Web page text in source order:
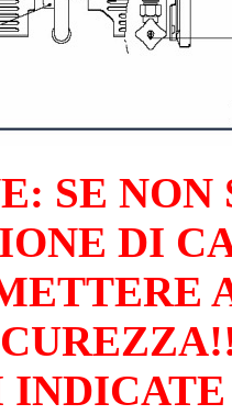
SE
DI